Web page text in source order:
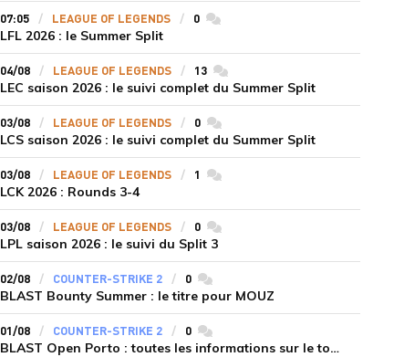
07:05 LEAGUE OF LEGENDS 0commentaires
LFL 2026 : le Summer Split
04/08 LEAGUE OF LEGENDS 13commentaires
LEC saison 2026 : le suivi complet du Summer Split
03/08 LEAGUE OF LEGENDS 0commentaires
LCS saison 2026 : le suivi complet du Summer Split
03/08 LEAGUE OF LEGENDS 1 commentaires
LCK 2026 : Rounds 3-4
03/08 LEAGUE OF LEGENDS 0commentaires
LPL saison 2026 : le suivi du Split 3
02/08 COUNTER-STRIKE 2 0commentaires
BLAST Bounty Summer : le titre pour MOUZ
01/08 COUNTER-STRIKE 2 0commentaires
BLAST Open Porto : toutes les informations sur le tournoi